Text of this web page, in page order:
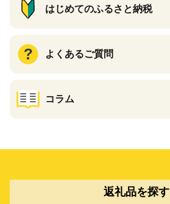
はじめてのふるさと納税
よくあるご質問
コラム
返礼品を探す